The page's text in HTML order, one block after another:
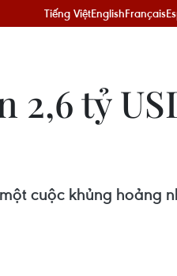
Tiếng ViệtEnglishFrançais
2,6 tỷ
cuộc khủng hoảng